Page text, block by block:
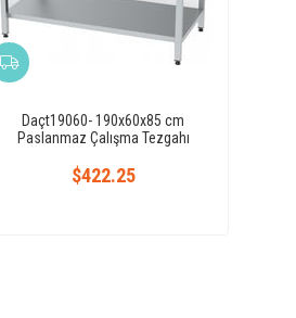
Daçt19060- 190x60x85 cm
Paslanmaz Çalışma Tezgahı
$422.25